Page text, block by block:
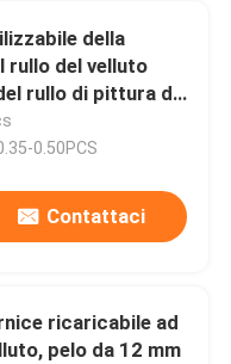
della
rullo del velluto
rullo di pittura del
0.50PCS
Contattaci
ricaricabile ad
pelo da 12 mm